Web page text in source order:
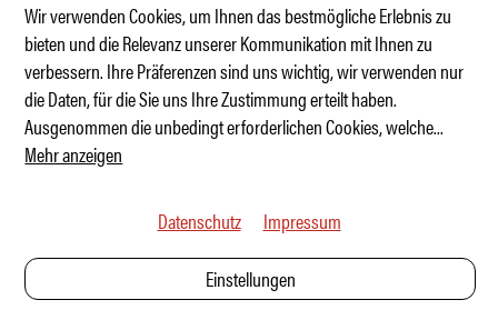
Fünf legendäre Ferraris – ein Preis
Wir verwenden Cookies, um Ihnen das bestmögliche Erlebnis zu
bieten und die Relevanz unserer Kommunikation mit Ihnen zu
verbessern. Ihre Präferenzen sind uns wichtig, wir verwenden nur
die Daten, für die Sie uns Ihre Zustimmung erteilt haben.
Ausgenommen die unbedingt erforderlichen Cookies, welche...
Mehr anzeigen
Datenschutz Impressum
Einstellungen